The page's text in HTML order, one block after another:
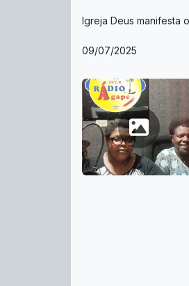
Igreja Deus manifesta
09/07/2025